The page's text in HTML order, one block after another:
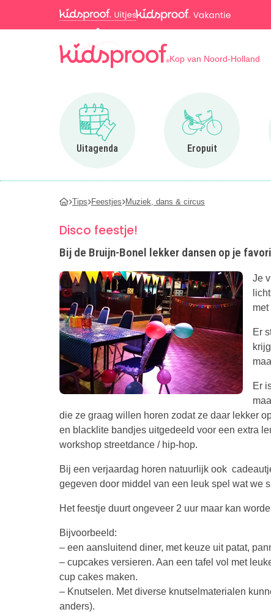
Kop van Noord-Holland
Uitagenda
Ga naar Uitagenda
Eropuit
Ga naar Eropuit
Tips Feestjes Muziek, dans & circus
Disco feestje!
Bij de Bruijn-Bonel lekker dansen op je
Je
Er
Er
die ze graag willen horen zodat ze daar lekker
en blacklite bandjes uitgedeeld voor een extra
workshop streetdance / hip-hop.
Bij een verjaardag horen natuurlijk ook
gegeven door middel van een leuk spel wat we
Het feestje duurt ongeveer 2 uur maar kan
Bijvoorbeeld:
– een aansluitend diner, met keuze uit patat,
– cupcakes versieren. Aan een tafel vol met
cup cakes maken.
– Knutselen. Met diverse knutselmaterialen
anders).